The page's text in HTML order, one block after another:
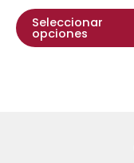
Seleccionar
opciones